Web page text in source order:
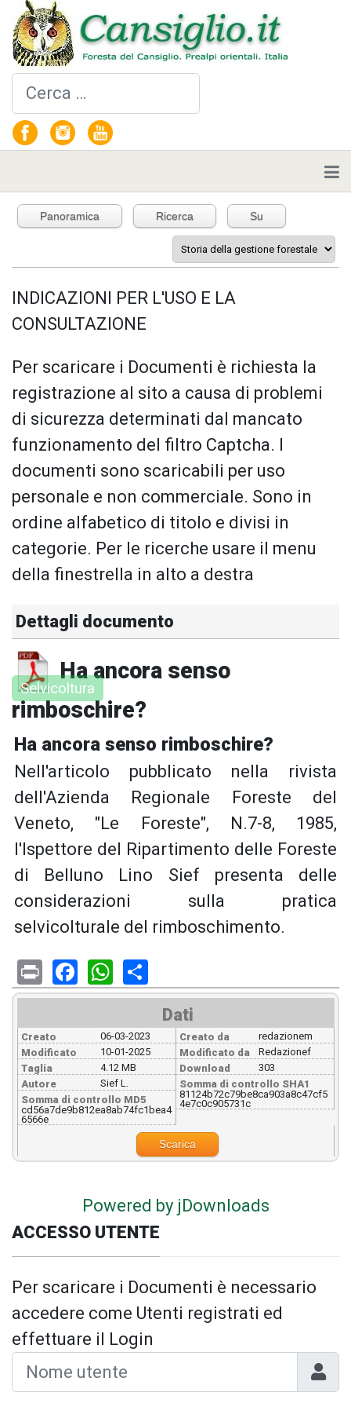
Cerca
Panoramica Ricerca Su
INDICAZIONI PER L'USO E LA
CONSULTAZIONE
Per scaricare i Documenti è richiesta la
registrazione al sito a causa di problemi
di sicurezza determinati dal mancato
funzionamento del filtro Captcha. I
documenti sono scaricabili per uso
personale e non commerciale. Sono in
ordine alfabetico di titolo e divisi in
categorie. Per le ricerche usare il menu
della finestrella in alto a destra
Dettagli documento
Ha ancora senso
rimboschire?
Selvicoltura
Ha ancora senso rimboschire?
Nell'articolo pubblicato nella rivista
dell'Azienda Regionale Foreste del
Veneto, "Le Foreste", N.7-8, 1985,
l'Ispettore del Ripartimento delle Foreste
di Belluno Lino Sief presenta delle
considerazioni sulla pratica
selvicolturale del rimboschimento.
PrintFacebook
WhatsApp
Dati
Creato
06-03-2023
Modificato
10-01-2025
Taglia
4.12 MB
Autore
Sief L.
Somma di controllo MD5
cd56a7de9b812ea8ab74fc1bea4
6566e
Creato da
redazionem
Modificato da
Redazionef
Download
303
Somma di controllo SHA1
81124b72c79be8ca903a8c47cf5
4e7c0c905731c
Scarica
Powered by jDownloads
ACCESSO UTENTE
Per scaricare i Documenti è necessario
accedere come Utenti registrati ed
effettuare il Login